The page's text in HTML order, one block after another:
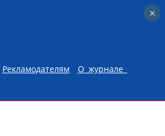
Рекламодателям
О журнале
×
×